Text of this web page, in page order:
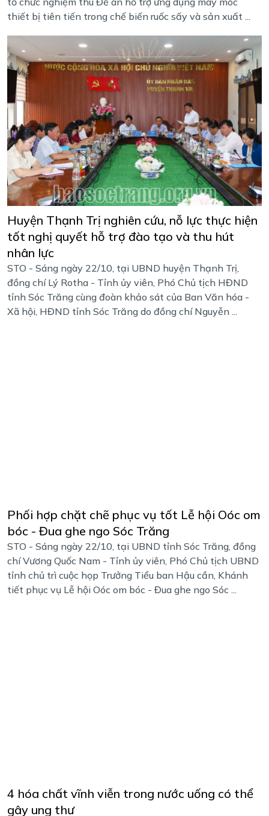
thiết bị tiên tiến trong chế biến ruốc sấy và sản xuất ...
Huyện Thạnh Trị nghiên cứu, nỗ lực thực hiện
tốt nghị quyết hỗ trợ đào tạo và thu hút
nhân lực
STO - Sáng ngày 22/10, tại UBND huyện Thạnh Trị,
đồng chí Lý Rotha - Tỉnh ủy viên, Phó Chủ tịch HĐND
tỉnh Sóc Trăng cùng đoàn khảo sát của Ban Văn hóa -
Xã hội, HĐND tỉnh Sóc Trăng do đồng chí Nguyễn ...
Phối hợp chặt chẽ phục vụ tốt Lễ hội Oóc om
bóc - Đua ghe ngo Sóc Trăng
STO - Sáng ngày 22/10, tại UBND tỉnh Sóc Trăng, đồng
chí Vương Quốc Nam - Tỉnh ủy viên, Phó Chủ tịch UBND
tỉnh chủ trì cuộc họp Trưởng Tiểu ban Hậu cần, Khánh
tiết phục vụ Lễ hội Oóc om bóc - Đua ghe ngo Sóc ...
4 hóa chất vĩnh viễn trong nước uống có thể
gây ung thư